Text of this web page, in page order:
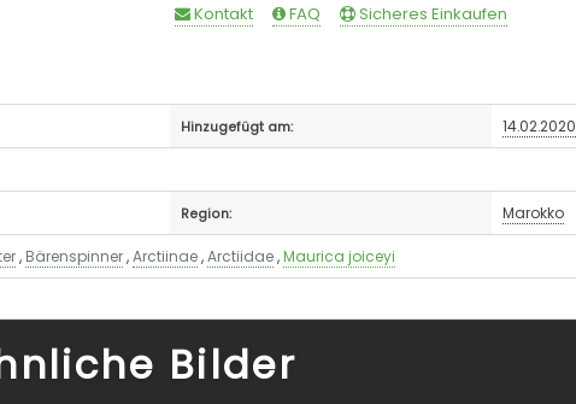
Kontakt FAQ Sicheres Einkaufen
Hinzugefügt am: 14.02.2020
Region: Marokko
, Bärenspinner,Arctiinae,Arctiidae,Maurica joiceyi
Bilder